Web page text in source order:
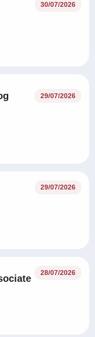
30/07/2026
29/07/2026
29/07/2026
28/07/2026